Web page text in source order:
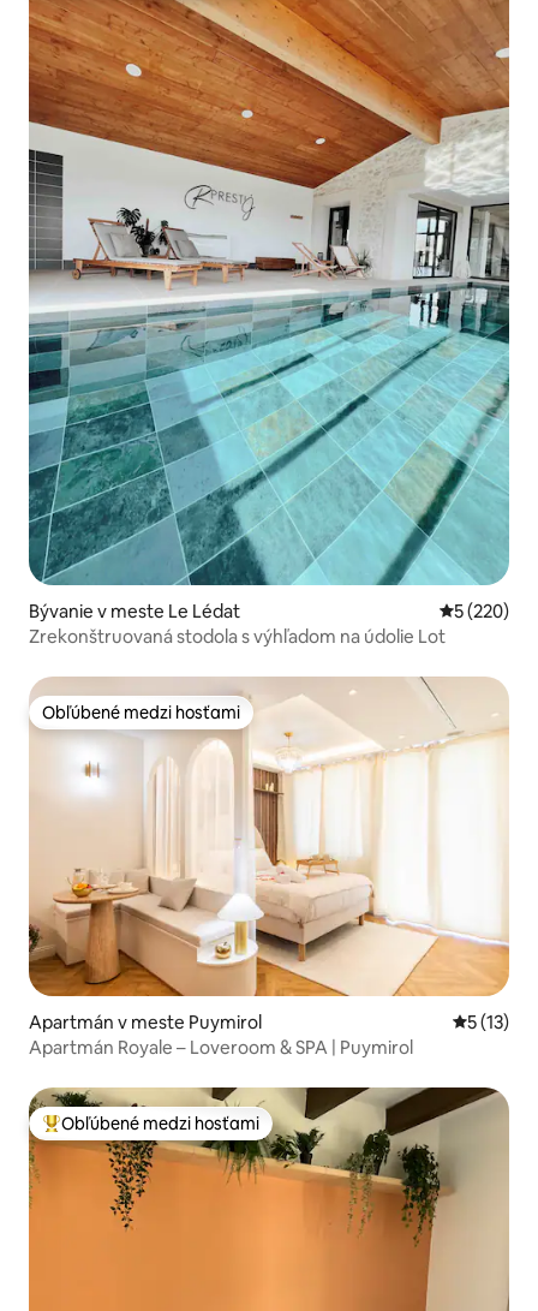
Bývanie v meste Le Lédat Priemerné
5 (220)
Zrekonštruovaná stodola s výhľadom na údolie Lot
Obľúbené medzi hosťami
Obľúbené medzi hosťami
Apartmán v meste Puymirol
5 (13)
Apartmán Royale – Loveroom & SPA | Puymirol
Najobľúbenejšie medzi hosťami
Obľúbené medzi hosťami